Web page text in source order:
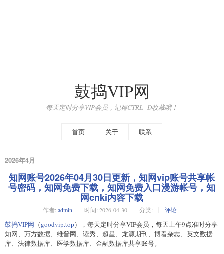
鼓捣VIP网
每天定时分享VIP会员，记得CTRL+D收藏哦！
首页 关于 联系
2026年4月
知网账号2026年04月30日更新，知网vip账号共享帐
号密码，知网免费下载，知网免费入口漫游帐号，知
网cnki内容下载
作者: admin 时间: 2026-04-30 分类: 评论
鼓捣VIP网 （goodvip.top），每天定时分享VIP会员，每天上午9点准时分享
知网、万方数据、维普网、读秀、超星、龙源期刊、博看杂志、英文数据
库、法律数据库、医学数据库、金融数据库共享账号。